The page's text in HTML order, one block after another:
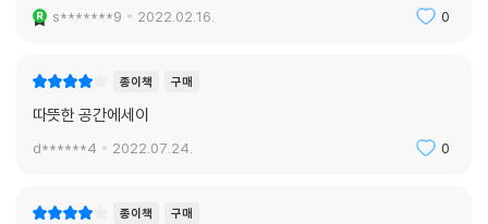
s*******9 2022.02.16. 0
종이책 구매
따뜻한 공간에세이
d******4 2022.07.24. 0
종이책 구매